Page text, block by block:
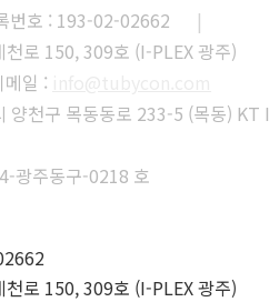
번호 : 193-02-02662
|
로 150, 309호 (I-PLEX 광주)
메일 :
양천구 목동동로 233-5 (목동) KT
광주동구-0218 호
로 150, 309호 (I-PLEX 광주)